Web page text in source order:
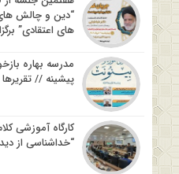
“دین و چالش های
های اعتقادی”
مدرسه بهاره
پیشینه //
کارگاه آموزشی
“خداشناسی از